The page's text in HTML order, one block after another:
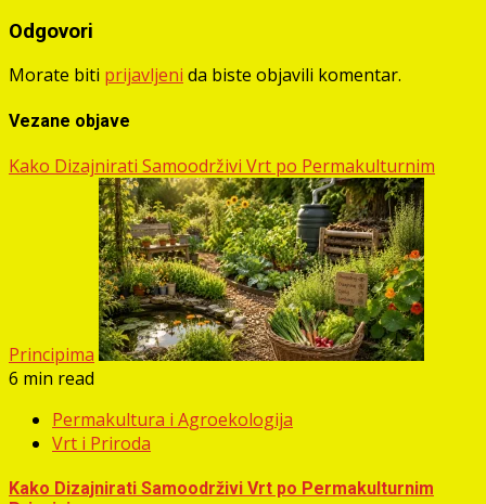
Odgovori
Morate biti prijavljeni da biste objavili komentar.
Vezane objave
Kako Dizajnirati Samoodrživi Vrt po Permakulturnim
Principima
6 min read
Permakultura i Agroekologija
Vrt i Priroda
Kako Dizajnirati Samoodrživi Vrt po Permakulturnim